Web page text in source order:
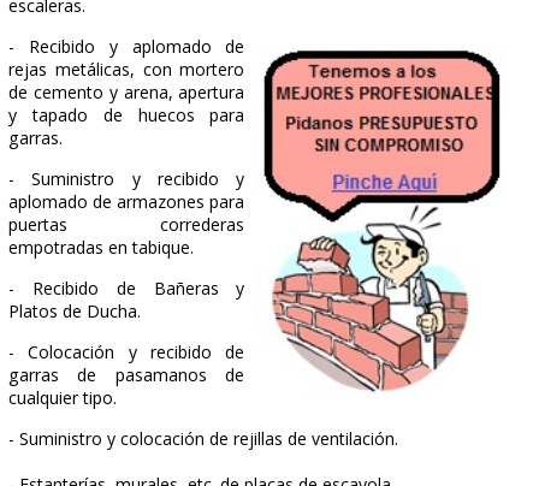
- Tabique de ladrillo hueco
sencillo o doble, tabicon, 1/2 o 1
pie de espesor, recibido con
pasta de yeso negro,
replanteado y aplomado.
directo, para tabiques de interior y techos.
- Forramiento en Pladur de vigas, pilares, mochetas, etc...
- Tabicas de Pladur verticales, fajas, tapetas, etc..., cada
una placa N-15.
- Recibido y aplomado de cercos en tabiquería y muros
de yeso negro o mortero.
- Recibido y aplomado de barandillas metálicas, en